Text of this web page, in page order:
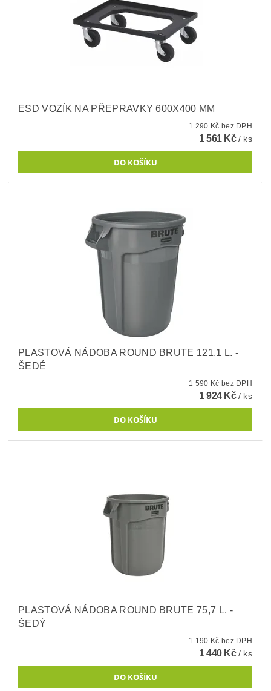
ESD VOZÍK NA PŘEPRAVKY 600X400 MM
1 290 Kč bez DPH
1 561 Kč/ ks
PLASTOVÁ NÁDOBA ROUND BRUTE 121,1 L. -
ŠEDÉ
1 590 Kč bez DPH
1 924 Kč/ ks
PLASTOVÁ NÁDOBA ROUND BRUTE 75,7 L. -
ŠEDÝ
1 190 Kč bez DPH
1 440 Kč/ ks